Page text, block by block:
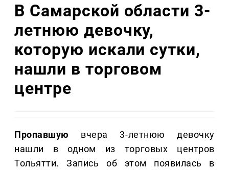
В Самарской области 3-
летнюю девочку,
которую искали сутки,
нашли в торговом
центре
Пропавшую вчера 3-летнюю девочку
нашли в одном из торговых центров
Тольятти. Запись об этом появилась в